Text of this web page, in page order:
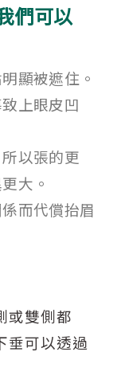
們可以
顯被遮住。
上眼皮凹
以張的更
大。
而代償抬眉
或雙側都
垂可以透過